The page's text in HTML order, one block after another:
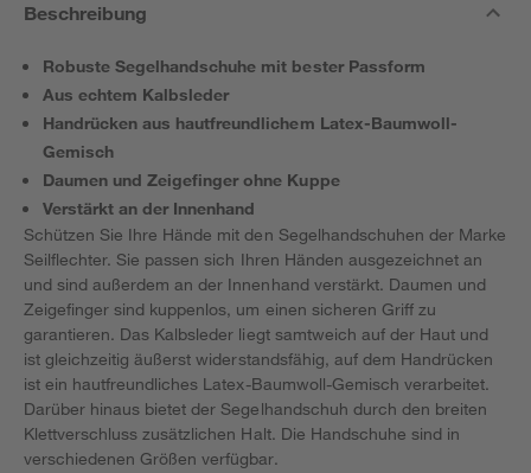
Beschreibung
Robuste Segelhandschuhe mit bester Passform
Aus echtem Kalbsleder
Handrücken aus hautfreundlichem Latex-Baumwoll-
Gemisch
Daumen und Zeigefinger ohne Kuppe
Verstärkt an der Innenhand
Schützen Sie Ihre Hände mit den Segelhandschuhen der Marke
Seilflechter. Sie passen sich Ihren Händen ausgezeichnet an
und sind außerdem an der Innenhand verstärkt. Daumen und
Zeigefinger sind kuppenlos, um einen sicheren Griff zu
garantieren. Das Kalbsleder liegt samtweich auf der Haut und
ist gleichzeitig äußerst widerstandsfähig, auf dem Handrücken
ist ein hautfreundliches Latex-Baumwoll-Gemisch verarbeitet.
Darüber hinaus bietet der Segelhandschuh durch den breiten
Klettverschluss zusätzlichen Halt. Die Handschuhe sind in
verschiedenen Größen verfügbar.